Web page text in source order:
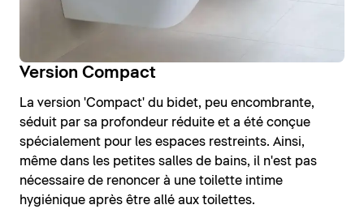
Version Compact
La version 'Compact' du bidet, peu encombrante,
séduit par sa profondeur réduite et a été conçue
spécialement pour les espaces restreints. Ainsi,
même dans les petites salles de bains, il n'est pas
nécessaire de renoncer à une toilette intime
hygiénique après être allé aux toilettes.